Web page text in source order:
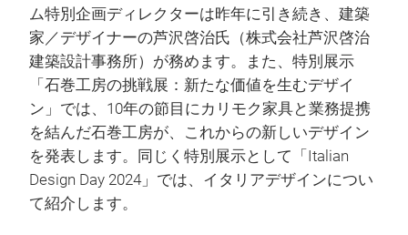
ム特別企画ディレクターは昨年に引き続き、建築
家／デザイナーの芦沢啓治氏（株式会社芦沢啓治
建築設計事務所）が務めます。また、特別展示
「石巻工房の挑戦展：新たな価値を生むデザイ
ン」では、10年の節目にカリモク家具と業務提携
を結んだ石巻工房が、これからの新しいデザイン
を発表します。同じく特別展示として「Italian
Design Day 2024」では、イタリアデザインについ
て紹介します。